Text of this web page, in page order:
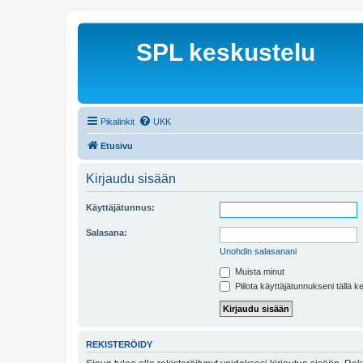
SPL keskustelu
Pikalinkit UKK
Etusivu
Kirjaudu sisään
Käyttäjätunnus:
Salasana:
Unohdin salasanani
Muista minut
Piilota käyttäjätunnukseni tällä
REKISTERÖIDY